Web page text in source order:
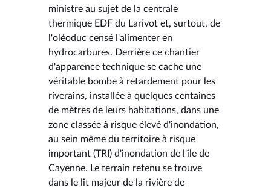
ministre au sujet de la centrale
thermique EDF du Larivot et, surtout, de
l'oléoduc censé l'alimenter en
hydrocarbures. Derrière ce chantier
d'apparence technique se cache une
véritable bombe à retardement pour les
riverains, installée à quelques centaines
de mètres de leurs habitations, dans une
zone classée à risque élevé d'inondation,
au sein même du territoire à risque
important (TRI) d'inondation de l'île de
Cayenne. Le terrain retenu se trouve
dans le lit majeur de la rivière de